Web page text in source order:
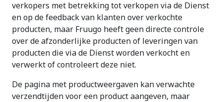
verkopers met betrekking tot verkopen via de Dienst
en op de feedback van klanten over verkochte
producten, maar Fruugo heeft geen directe controle
over de afzonderlijke producten of leveringen van
producten die via de Dienst worden verkocht en
verwerkt of controleert deze niet.
De pagina met productweergaven kan verwachte
verzendtijden voor een product aangeven, maar